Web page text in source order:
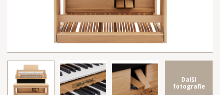
Další
fotografie